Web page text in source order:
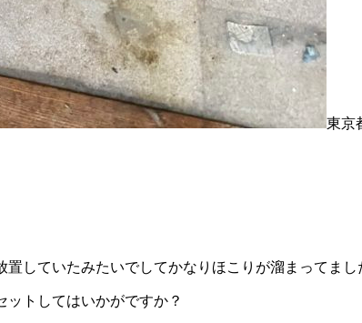
東京
していたみたいでしてかなりほこりが溜まってま
ットしてはいかがですか？